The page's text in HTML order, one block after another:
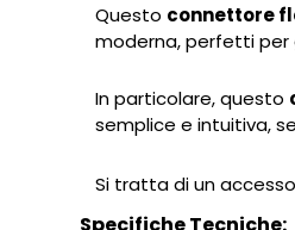
Questo connettore
moderna, perfetti
In particolare, questo
semplice e intuitiva,
Si tratta di un